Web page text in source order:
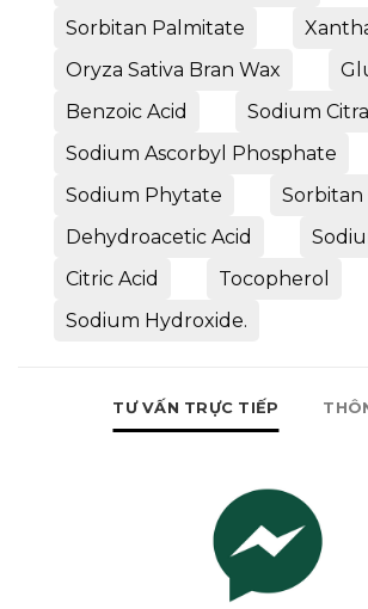
Sorbitan Palmitate
Oryza Sativa Bran Wax
Benzoic Acid
Sodium
Sodium Ascorbyl Phosphate
Sodium Phytate
Sorbitan
Dehydroacetic Acid
Citric Acid
Tocopherol
Sodium Hydroxide.
TƯ VẤN TRỰC TIẾP